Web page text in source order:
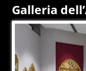
Galleria